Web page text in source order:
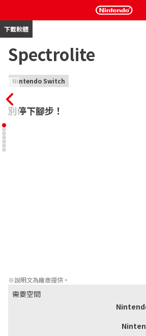
下載軟體
Spectrolite
Nintendo Switch
別停下腳步！
※說明文為廠商提供。
需要空間